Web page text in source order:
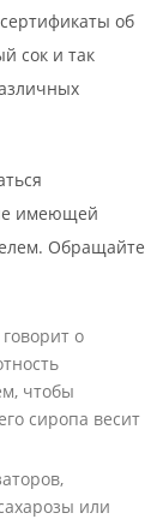
об
сок и так
имеющей
Обращайте
о
чтобы
сиропа весит
или